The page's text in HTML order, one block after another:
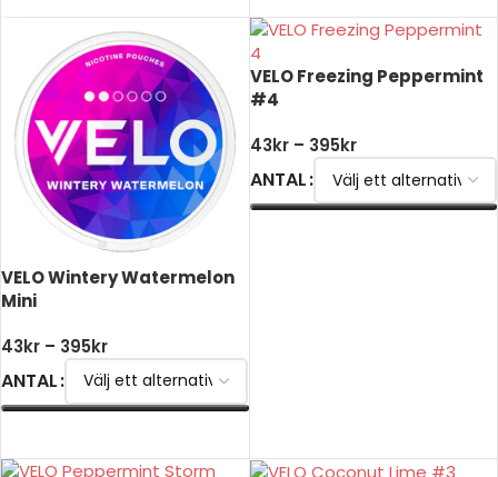
VELO Wintery Watermelon
Mini
43kr – 395kr
ANTAL
VELO Freezing Peppermint
#4
43kr – 395kr
ANTAL